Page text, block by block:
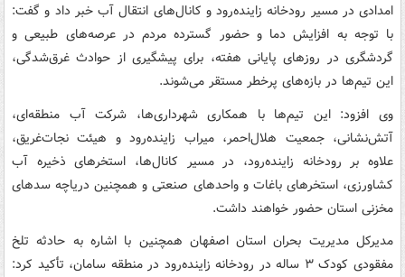
امدادی در مسیر رودخانه زاینده‌رود و کانال‌های انتقال آب خبر داد و گفت:
با توجه به افزایش دما و حضور گسترده مردم در عرصه‌های طبیعی و
گردشگری در روزهای پایانی هفته، برای پیشگیری از حوادث غرق‌شدگی،
این تیم‌ها در بازه‌های پرخطر مستقر می‌شوند.
وی افزود: این تیم‌ها با همکاری شهرداری‌ها، شرکت آب منطقه‌ای،
آتش‌نشانی، جمعیت هلال‌احمر، میراب زاینده‌رود و هیئت نجات‌غریق،
علاوه بر رودخانه زاینده‌رود، در مسیر کانال‌ها، استخرهای ذخیره آب
کشاورزی، استخرهای باغات و واحدهای صنعتی و همچنین دریاچه سدهای
مخزنی استان حضور خواهند داشت.
مدیرکل مدیریت بحران استان اصفهان همچنین با اشاره به حادثه تلخ
مفقودی کودک ۳ ساله در رودخانه زاینده‌رود در منطقه سامان، تأکید کرد: